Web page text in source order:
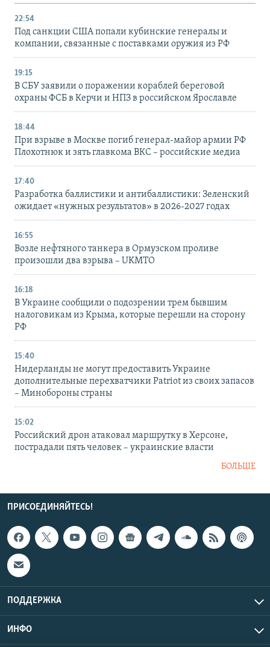
22:54
Под санкции США попали кубинские генералы и
компании, связанные с поставками оружия из РФ
19:15
В СБУ заявили о поражении кораблей береговой
охраны ФСБ в Керчи и НПЗ в российском Ярославле
18:44
При взрыве в Москве погиб генерал-майор армии РФ
Плохотнюк и зять главкома ВКС – российские медиа
17:40
Разработка баллистики и антибаллистики: Зеленский
ожидает «нужных результатов» в 2026-2027 годах
16:55
Возле нефтяного танкера в Ормузском проливе
произошли два взрыва – UKMTO
16:18
В Украине сообщили о подозрении трем бывшим
налоговикам из Крыма, которые перешли на сторону
РФ
15:40
Нидерланды не могут предоставить Украине
дополнительные перехватчики Patriot из своих запасов
– Минобороны страны
15:02
Российский дрон атаковал маршрутку в Херсоне,
пострадали пять человек – украинские власти
БОЛЬШЕ
ПРИСОЕДИНЯЙТЕСЬ!
ПОДДЕРЖКА
ИНФО